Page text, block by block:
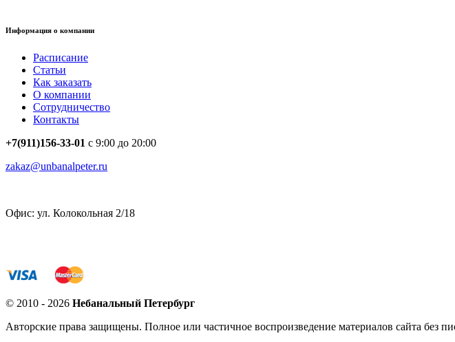
Информация о компании
Расписание
Статьи
Как заказать
О компании
Сотрудничество
Контакты
+7(911)156-33-01 с 9:00 до 20:00
zakaz@unbanalpeter.ru
Офис: ул. Колокольная 2/18
© 2010 - 2026 Небанальный Петербург
Авторские права защищены. Полное или частичное воспроизведение материалов сайта без